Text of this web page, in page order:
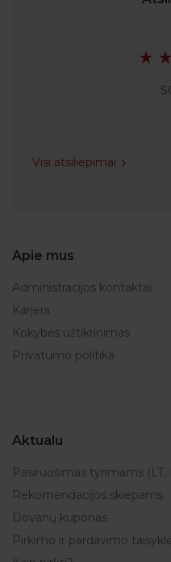
Visi atsiliepimai
Apie mus
Administracijos kontaktai
Karjera
Kokybės užtikrinimas
Privatumo politika
Aktualu
Pasiruošimas tyrimams (LT,
Rekomendacijos skiepams
Dovanų kuponas
Pirkimo ir pardavimo